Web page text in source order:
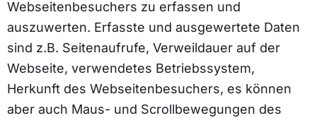
Webseitenbesuchers zu erfassen und
auszuwerten. Erfasste und ausgewertete Daten
sind z.B. Seitenaufrufe, Verweildauer auf der
Webseite, verwendetes Betriebssystem,
Herkunft des Webseitenbesuchers, es können
aber auch Maus- und Scrollbewegungen des